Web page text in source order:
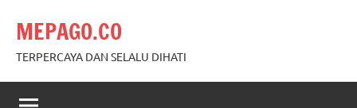
content
MEPAGO.CO
TERPERCAYA DAN SELALU DIHATI